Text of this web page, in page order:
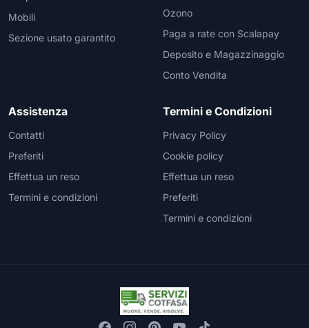
Mobili
Sezione usato garantito
Ozono
Paga a rate con Scalapay
Deposito e Magazzinaggio
Conto Vendita
Assistenza
Contatti
Preferiti
Effettua un reso
Termini e condizioni
Termini e Condizioni
Privacy Policy
Cookie policy
Effettua un reso
Preferiti
Termini e condizioni